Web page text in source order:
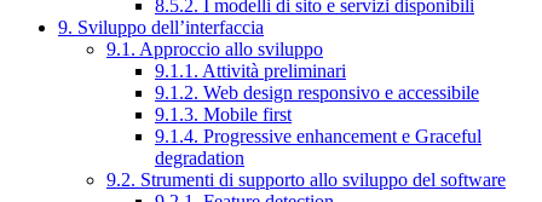
8.5.2. I modelli di sito e servizi disponibili
9. Sviluppo dell’interfaccia
9.1. Approccio allo sviluppo
9.1.1. Attività preliminari
9.1.2. Web design responsivo e accessibile
9.1.3. Mobile first
9.1.4. Progressive enhancement e Graceful
degradation
9.2. Strumenti di supporto allo sviluppo del software